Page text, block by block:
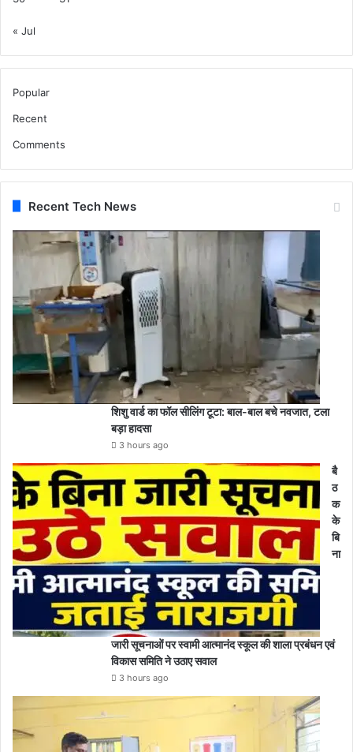
« Jul
Popular
Recent
Comments
Recent Tech News
शिशु वार्ड का फॉल सीलिंग टूटा: बाल-बाल बचे नवजात, टला
बड़ा हादसा
3 hours ago
बै
ठ
क
के
बि
ना
जारी सूचनाओं पर स्वामी आत्मानंद स्कूल की शाला प्रबंधन एवं
विकास समिति ने उठाए सवाल
3 hours ago